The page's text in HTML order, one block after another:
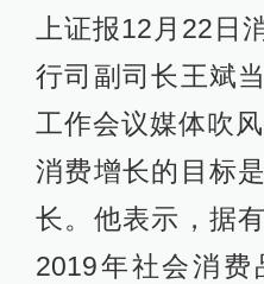
上证报12月22日
行司副司长王斌
工作会议媒体吹
消费增长的目标
长。他表示，据
2019年社会消